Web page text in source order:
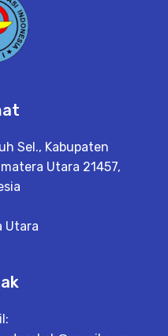
Sel., Kabupaten
Utara 21457,
Utara